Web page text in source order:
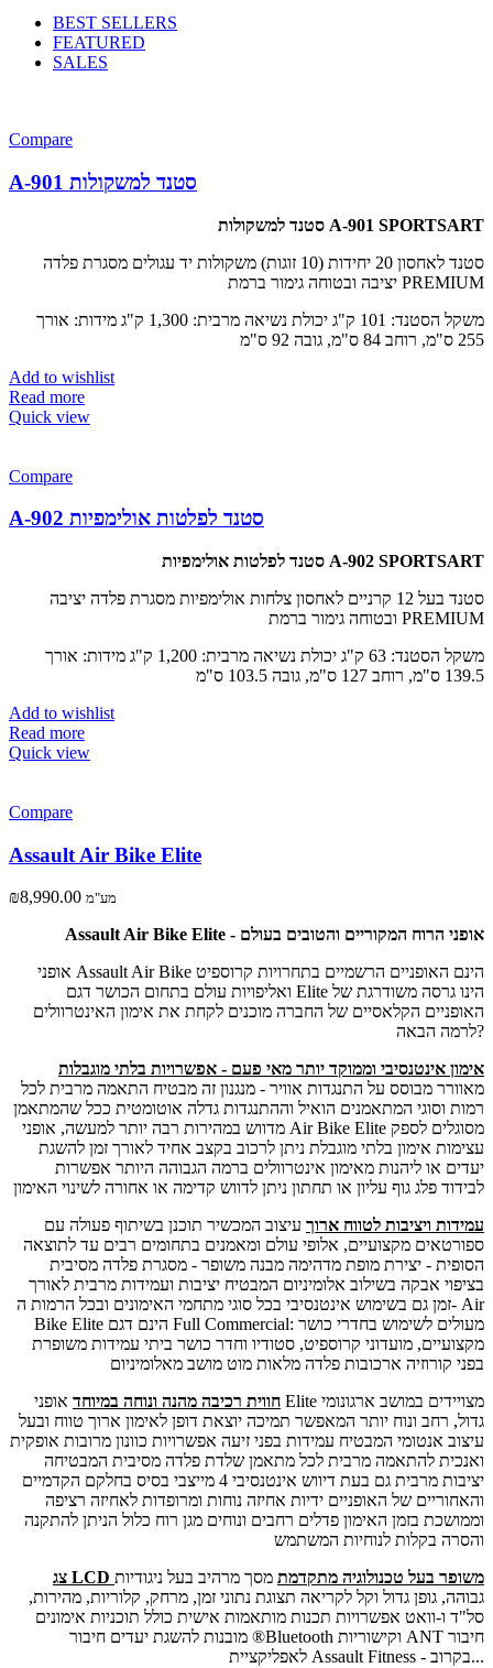
BEST SELLERS
FEATURED
SALES
Compare
A-901 סטנד למשקולות
סטנד למשקולות A-901 SPORTSART
סטנד לאחסון 20 יחידות (10 זוגות) משקולות יד עגולים מסגרת פלדה
יציבה ובטוחה גימור ברמת PREMIUM
משקל הסטנד: 101 ק"ג יכולת נשיאה מרבית: 1,300 ק"ג מידות: אורך
255 ס"מ, רוחב 84 ס"מ, גובה 92 ס"מ
Add to wishlist
Read more
Quick view
Compare
A-902 סטנד לפלטות אולימפיות
סטנד לפלטות אולימפיות A-902 SPORTSART
סטנד בעל 12 קרניים לאחסון צלחות אולימפיות מסגרת פלדה יציבה
ובטוחה גימור ברמת PREMIUM
משקל הסטנד: 63 ק"ג יכולת נשיאה מרבית: 1,200 ק"ג מידות: אורך
139.5 ס"מ, רוחב 127 ס"מ, גובה 103.5 ס"מ
Add to wishlist
Read more
Quick view
Compare
Assault Air Bike Elite
₪8,990.00 מע"מ
Assault Air Bike Elite - אופני הרוח המקוריים והטובים בעולם
אופני Assault Air Bike הינם האופניים הרשמיים בתחרויות קרוספיט
ואליפויות עולם בתחום הכושר דגם Elite הינו גרסה משודרגת של
האופניים הקלאסיים של החברה מוכנים לקחת את אימון האינטרוולים
לרמה הבאה?
אימון אינטנסיבי וממוקד יותר מאי פעם - אפשרויות בלתי מוגבלות
מאוורר מבוסס על התנגדות אוויר - מנגנון זה מבטיח התאמה מרבית לכל
רמות וסוגי המתאמנים הואיל וההתנגדות גדלה אוטומטית ככל שהמתאמן
מדווש במהירות רבה יותר למעשה, אופני Air Bike Elite מסוגלים לספק
עצימות אימון בלתי מוגבלת ניתן לרכוב בקצב אחיד לאורך זמן להשגת
יעדים או ליהנות מאימון אינטרוולים ברמה הגבוהה היותר אפשרות
לבידוד פלג גוף עליון או תחתון ניתן לדווש קדימה או אחורה לשינוי האימון
עמידות ויציבות לטווח ארוך עיצוב המכשיר תוכנן בשיתוף פעולה עם
ספורטאים מקצועיים, אלופי עולם ומאמנים בתחומים רבים עד לתוצאה
הסופית - יצירת מופת מדהימה מבנה משופר - מסגרת פלדה מסיבית
בציפוי אבקה בשילוב אלומיניום המבטיח יציבות ועמידות מרבית לאורך
זמן גם בשימוש אינטנסיבי בכל סוגי מתחמי האימונים ובכל הרמות ה- Air
Bike Elite הינם דגם Full Commercial: מעולים לשימוש בחדרי כושר
מקצועיים, מועדוני קרוספיט, סטודיו וחדר כושר ביתי עמידות משופרת
בפני קורוזיה ארכובות פלדה מלאות מוט מושב מאלומיניום
חווית רכיבה מהנה ונוחה במיוחד אופני Elite מצויידים במושב ארגונומי
גדול, רחב ונוח יותר המאפשר תמיכה יוצאת דופן לאימון ארוך טווח ובעל
עיצוב אנטומי המבטיח עמידות בפני זיעה אפשרויות כוונון מרובות אופקית
ואנכית להתאמה מרבית לכל מתאמן שלדת פלדה מסיבית המבטיחה
יציבות מרבית גם בעת דיווש אינטנסיבי 4 מייצבי בסיס בחלקם הקדמיים
והאחוריים של האופניים ידיות אחיזה נוחות ומרופדות לאחיזה רציפה
וממושכת בזמן האימון פדלים רחבים ונוחים מגן רוח כלול הניתן להתקנה
והסרה בקלות לנוחיות המשתמש
צג LCD משופר בעל טכנולוגיה מתקדמת מסך מרהיב בעל ניגודיות
גבוהה, גופן גדול וקל לקריאה תצוגת נתוני זמן, מרחק, קלוריות, מהירות,
סל"ד ו-וואט אפשרויות תכנות מותאמות אישית כולל תוכניות אימונים
מובנות להשגת יעדים חיבור ®Bluetooth וקישוריות ANT חיבור
לאפליקציית Assault Fitness - בקרוב...